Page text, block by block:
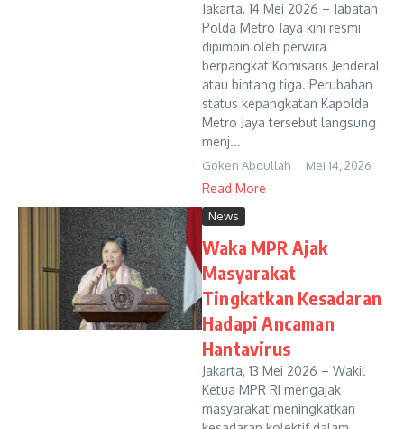
Jakarta, 14 Mei 2026 – Jabatan
Polda Metro Jaya kini resmi
dipimpin oleh perwira
berpangkat Komisaris Jenderal
atau bintang tiga. Perubahan
status kepangkatan Kapolda
Metro Jaya tersebut langsung
menj...
Goken Abdullah Mei 14, 2026
Read More
News
Waka MPR Ajak
Masyarakat
Tingkatkan Kesadaran
Hadapi Ancaman
Hantavirus
Jakarta, 13 Mei 2026 – Wakil
Ketua MPR RI mengajak
masyarakat meningkatkan